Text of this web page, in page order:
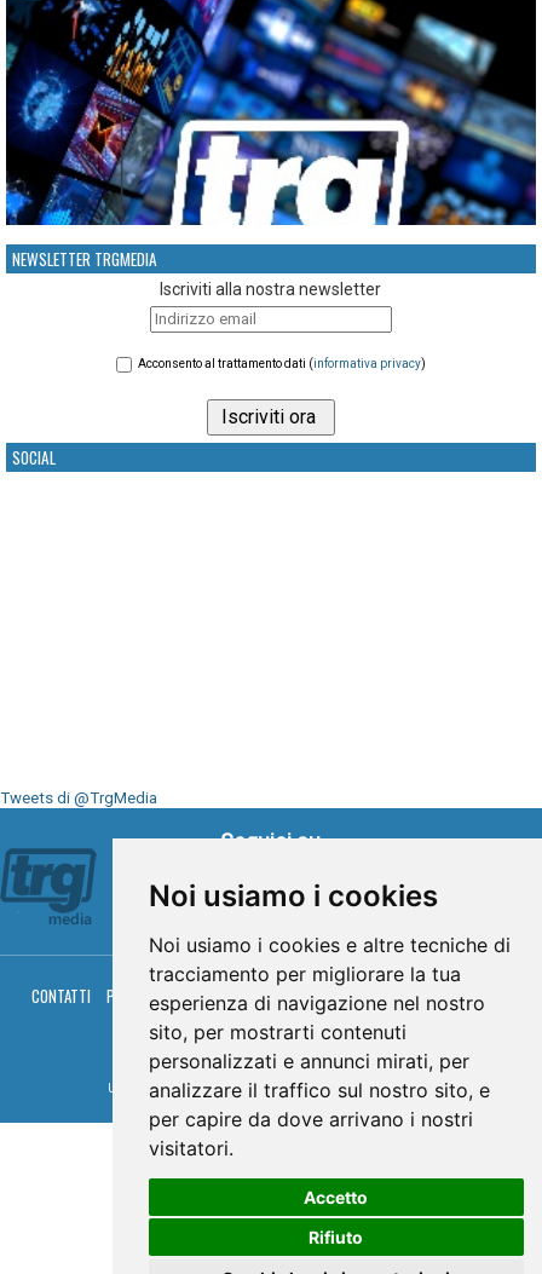
Noi usiamo i cookies
Noi usiamo i cookies e altre tecniche di
tracciamento per migliorare la tua
esperienza di navigazione nel nostro
sito, per mostrarti contenuti
personalizzati e annunci mirati, per
analizzare il traffico sul nostro sito, e
per capire da dove arrivano i nostri
visitatori.
Accetto
Rifiuto
NEWSLETTER TRGMEDIA
Iscriviti alla nostra newsletter
Acconsento al trattamento dati (informativa privacy)
SOCIAL
Tweets di @TrgMedia
Seguici su
CONTATTI PRIVACY COOKIES PALINSESTO DIRETTA TV
DIRETTA RADIO
RGM HITRADIO
© TRG Media 2005-2026
Umbria Televisioni s.r.l. - P.I.00496230541 - www.trgmedia.it- Powered by